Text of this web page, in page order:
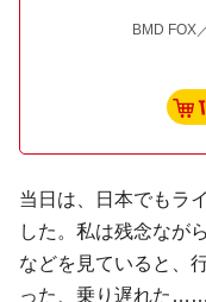
BMD FOX
当日は、日本でもラ
した。私は残念なが
などを見ていると、
った、乗り遅れた